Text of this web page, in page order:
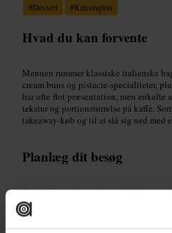
#Dessert #Kensington
Hvad du kan forvente
Menuen rummer klassiske italienske
cream buns og pistacie-specialiteter,
har ofte flot præsentation, men enkelte
tekstur og portionstørrelse på kaffe.
takeaway-køb og til at slå sig ned med
Planlæg dit besøg
Kom tidligt hvis du vil sikre en plads
Hvis det er travlt, kan det være
flere småkager hvis I er flere, så I kan